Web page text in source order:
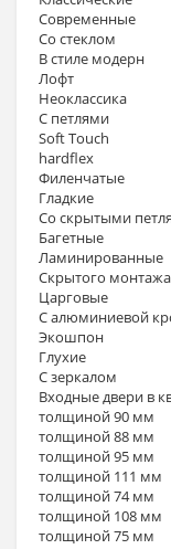
Современные
Со стеклом
В стиле модерн
Лофт
Неоклассика
С петлями
Soft Touch
hardflex
Филенчатые
Гладкие
Со скрытыми
Багетные
Ламинированные
Скрытого монтажа
Царговые
С алюминиевой
Экошпон
Глухие
С зеркалом
Входные двери в
толщиной 90 мм
толщиной 88 мм
толщиной 95 мм
толщиной 111 мм
толщиной 74 мм
толщиной 108 мм
толщиной 75 мм